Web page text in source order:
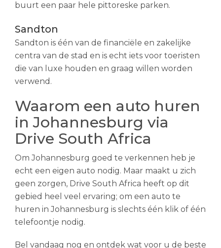
buurt een paar hele pittoreske parken.
Sandton
Sandton is één van de financiële en zakelijke
centra van de stad en is echt iets voor toeristen
die van luxe houden en graag willen worden
verwend.
Waarom een auto huren
in Johannesburg via
Drive South Africa
Om Johannesburg goed te verkennen heb je
echt een eigen auto nodig. Maar maakt u zich
geen zorgen, Drive South Africa heeft op dit
gebied heel veel ervaring; om een auto te
huren in Johannesburg is slechts één klik of één
telefoontje nodig.
Bel vandaag nog en ontdek wat voor u de beste